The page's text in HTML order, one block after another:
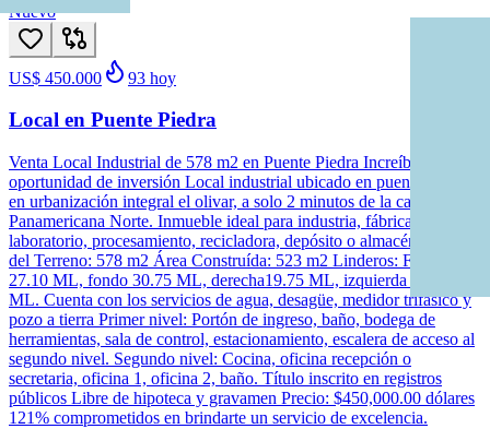
Nuevo
US$ 450.000 93 hoy
Local en Puente Piedra
Venta Local Industrial de 578 m2 en Puente Piedra Increíble
oportunidad de inversión Local industrial ubicado en puente piedra,
en urbanización integral el olivar, a solo 2 minutos de la carretera
Panamericana Norte. Inmueble ideal para industria, fábrica,
laboratorio, procesamiento, recicladora, depósito o almacén. Área
del Terreno: 578 m2 Área Construída: 523 m2 Linderos: Frente
27.10 ML, fondo 30.75 ML, derecha19.75 ML, izquierda 20.65
ML. Cuenta con los servicios de agua, desagüe, medidor trifasico y
pozo a tierra Primer nivel: Portón de ingreso, baño, bodega de
herramientas, sala de control, estacionamiento, escalera de acceso al
segundo nivel. Segundo nivel: Cocina, oficina recepción o
secretaria, oficina 1, oficina 2, baño. Título inscrito en registros
públicos Libre de hipoteca y gravamen Precio: $450,000.00 dólares
121% comprometidos en brindarte un servicio de excelencia.